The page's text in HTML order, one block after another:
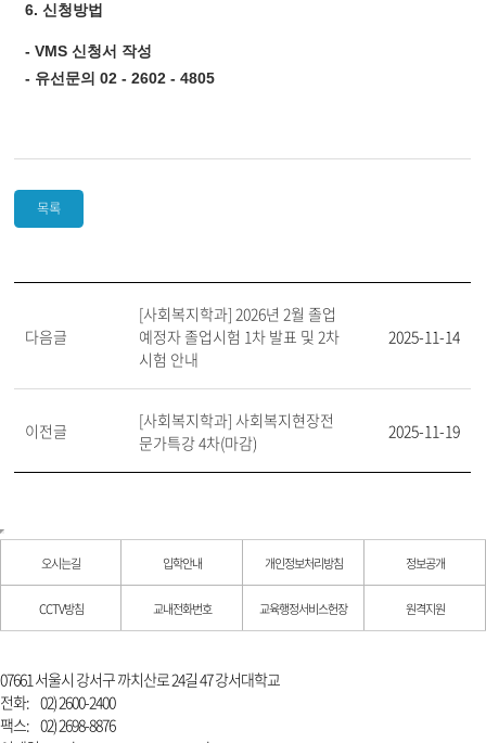
6. 신청방법
- VMS 신청서 작성
- 유선문의 02 - 2602 - 4805
목록
다음글
[사회복지학과] 2026년 2월 졸업
예정자 졸업시험 1차 발표 및 2차
시험 안내
2025-11-14
이전글
[사회복지학과] 사회복지현장전
문가특강 4차(마감)
2025-11-19
오시는길 입학안내 개인정보처리방침 정보공개
CCTV방침 교내전화번호 교육행정서비스헌장 원격지원
07661 서울시 강서구 까치산로 24길 47 강서대학교
전화: 02) 2600-2400
팩스: 02) 2698-8876